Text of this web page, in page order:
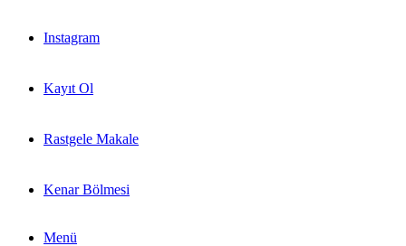
Instagram
Kayıt Ol
Rastgele Makale
Kenar Bölmesi
Menü